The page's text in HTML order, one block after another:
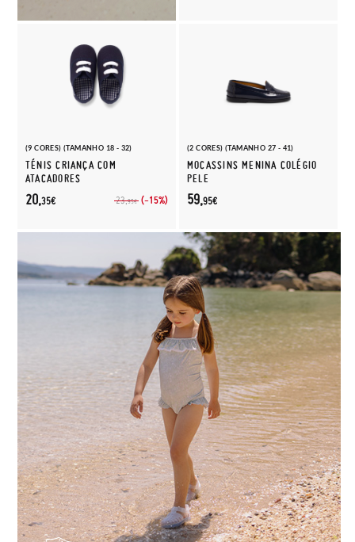
(9 CORES) (TAMANHO 18 - 32)
TÉNIS CRIANÇA COM
ATACADORES
23,95€ (-15%)
20,35€
(2 CORES) (TAMANHO 27 - 41)
MOCASSINS MENINA COLÉGIO
PELE
59,95€